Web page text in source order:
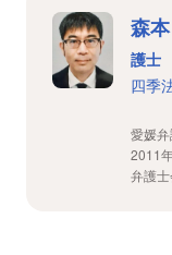
森
護士
四季
愛媛
2011
弁護士